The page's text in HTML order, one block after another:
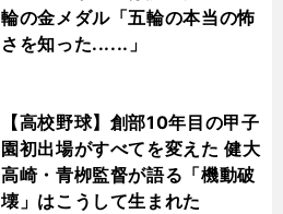
輪の金メダル「五輪の本当の怖
さを知った......」
【高校野球】創部10年目の甲子
園初出場がすべてを変えた 健大
高崎・青栁監督が語る「機動破
壊」はこうして生まれた